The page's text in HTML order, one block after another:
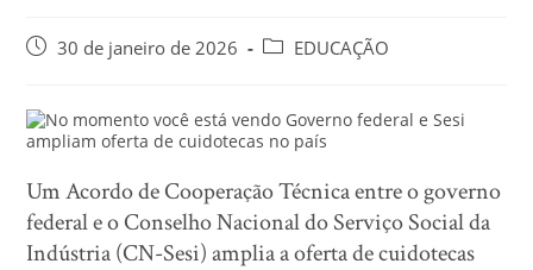
30 de janeiro de 2026 EDUCAÇÃO
Um Acordo de Cooperação Técnica entre o governo
federal e o Conselho Nacional do Serviço Social da
Indústria (CN-Sesi) amplia a oferta de cuidotecas